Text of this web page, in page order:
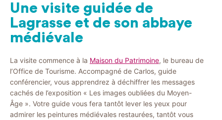
Une visite guidée de
Lagrasse et de son abbaye
médiévale
La visite commence à la Maison du Patrimoine, le bureau de
l’Office de Tourisme. Accompagné de Carlos, guide
conférencier, vous apprendrez à déchiffrer les messages
cachés de l’exposition « Les images oubliées du Moyen-
Âge ». Votre guide vous fera tantôt lever les yeux pour
admirer les peintures médiévales restaurées, tantôt vous